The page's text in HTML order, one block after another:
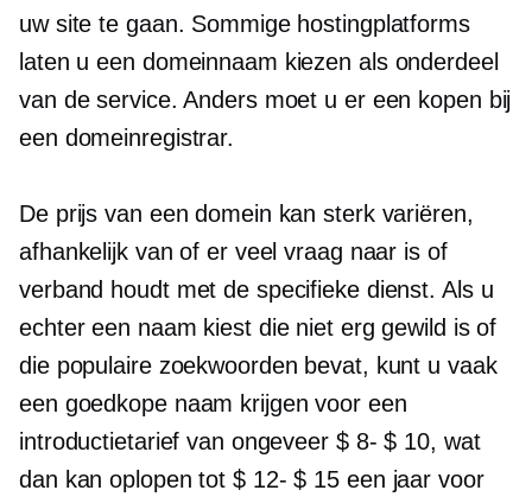
uw site te gaan. Sommige hostingplatforms
laten u een domeinnaam kiezen als onderdeel
van de service. Anders moet u er een kopen bij
een domeinregistrar.
De prijs van een domein kan sterk variëren,
afhankelijk van of er veel vraag naar is of
verband houdt met de specifieke dienst. Als u
echter een naam kiest die niet erg gewild is of
die populaire zoekwoorden bevat, kunt u vaak
een goedkope naam krijgen voor een
introductietarief van ongeveer $ 8- $ 10, wat
dan kan oplopen tot $ 12- $ 15 een jaar voor